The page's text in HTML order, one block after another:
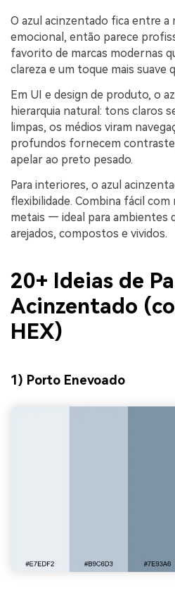
O azul acinzentado fica entre a
emocional, então parece
favorito de marcas modernas
clareza e um toque mais suave
Em UI e design de produto, o
hierarquia natural: tons claros
limpas, os médios viram
profundos fornecem
apelar ao preto pesado.
Para interiores, o azul
flexibilidade. Combina fácil com
metais — ideal para ambientes
arejados, compostos e vividos.
20+ Ideias de
Acinzentado
HEX)
1) Porto Enevoado